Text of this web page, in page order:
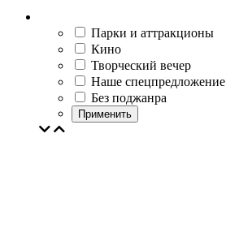
Парки и аттракционы
Кино
Творческий вечер
Наше спецпредложение
Без поджанра
Применить